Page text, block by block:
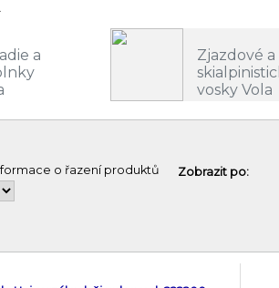
.
a
Zjazdové a
vosky Vola
Zobrazit po: